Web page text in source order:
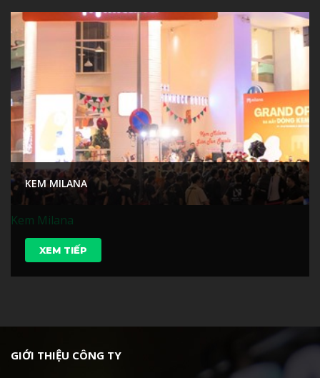
KEM MILANA
XEM TIẾP
Kem Milana
GIỚI THIỆU CÔNG TY